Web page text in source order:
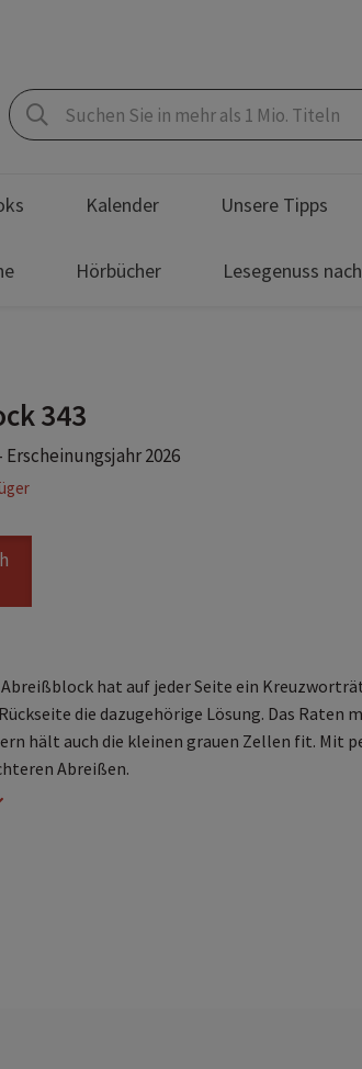
Kalender Unsere Tipps
Hörbücher Lesegenuss
343
2026
hat auf jeder Seite ein
die dazugehörige Lösung. Das Raten
hält auch die kleinen grauen Zellen fit. Mit
Abreißen.